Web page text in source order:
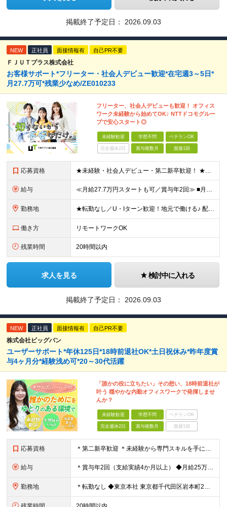
掲載終了予定日： 2026.09.03
NEW 正社員 面接情報有 自己PR不要
ＦＪＵＴプラス株式会社
お客様サポート*フリーター・社会人デビュー歓迎*在宅週3～5日*
月27.7万可*残業少なめ/ZE010233
フリーター、社会人デビューも歓迎！ オフィス
ワーク未経験から始めてOK♪ NTTドコモグルー
プで安心スタート◎
未経験歓迎 学歴不問 ベテランOK
完全週休2日 賞与複数月 面接1回
応募資格 ★未経験・社会人デビュー・第二新卒歓迎！ ★フリーターやブランクのある方も大歓迎！ ★20～40代幅広く活躍中 ■学歴不問 ＼こんな方にピッタリ／ --------------------- □ 正
給与 ≪月給27.7万円スタートも可／賞与年2回≫ ■月給21万円～27.7万円＋各種手当＋賞与年2回 ※給与は勤務地に応じて変更します ※年齢や経験・スキルなどを考慮して決定します ※時間外手当は全額支給
勤務地 ★転勤なし／U・Iターン歓迎！地元で働ける♪ 配属先：東京・神奈川・千葉・長野・石川・大阪・福岡・札幌・愛知・広島にある『NTTドコモ』グループ 《勤務地一覧》 ■東京 ・東京都新宿区新宿4-1-6
働き方 リモートワークOK
残業時間 20時間以内
求人を見る 検討中に入れる
掲載終了予定日： 2026.09.03
NEW 正社員 面接情報有 自己PR不要
株式会社ビッグバン
ユーザーサポート*年休125日*18時前退社OK*土日祝休み*昨年度賞
与4ヶ月分*経験浅め可*20～30代活躍
「誰かの役に立ちたい」その想い、18時前退社が
叶う 穏やかな内勤オフィスワークで発揮しませ
んか？
未経験歓迎 学歴不問 ベテランOK
完全週休2日 賞与複数月 面接1回
応募資格 ＊第二新卒歓迎 ＊未経験から専門スキルを手に！ ◆基本的なPCスキル （WordやExcelでの文字入力、データ編集が可能な程度を想定しています） ◆学歴不問 ★求める人物像： ・「誰かのサポート
給与 ＊賞与年2回（支給実績4か月以上） ◆月給25万円以上（各種手当含む＋残業代＋賞与年2回 ※残業代は全額支給 ※試用期間3か月あり（試用期間中の一部手当の支給なし/給与差異なし） 【固定残業代につ
勤務地 ＊転勤なし ◆東京本社 東京都千代⽥区岩本町2丁⽬8番12号 NKビル9F ※(変更の範囲)変更なし